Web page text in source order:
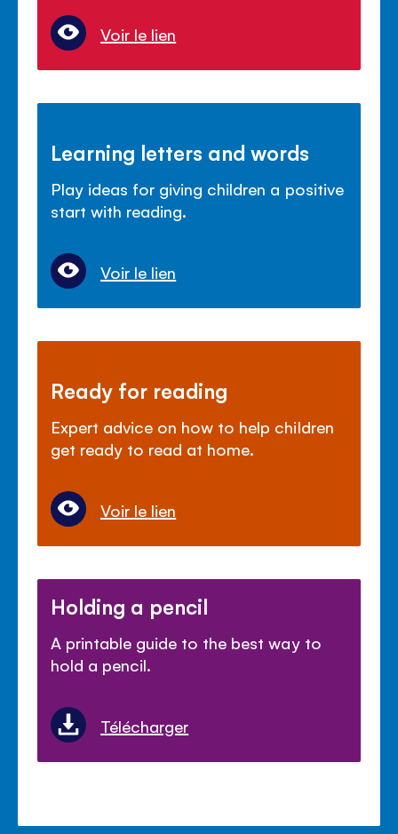
Voir le lien
Learning letters and words
Play ideas for giving children a positive
start with reading.
Voir le lien
Ready for reading
Expert advice on how to help children
get ready to read at home.
Voir le lien
Holding a pencil
A printable guide to the best way to
hold a pencil.
Télécharger